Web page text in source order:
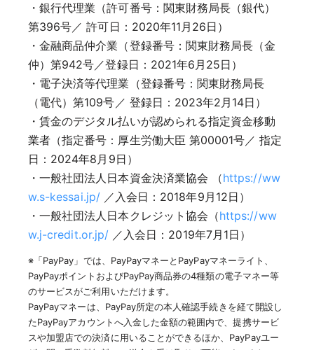
・銀行代理業（許可番号：関東財務局長（銀代）
第396号／ 許可日：2020年11月26日）
・金融商品仲介業（登録番号：関東財務局長（金
仲）第942号／登録日：2021年6月25日）
・電子決済等代理業（登録番号：関東財務局長
（電代）第109号／ 登録日：2023年2月14日）
・賃金のデジタル払いが認められる指定資金移動
業者（指定番号：厚生労働大臣 第00001号／ 指定
日：2024年8月9日）
・一般社団法人日本資金決済業協会 （https://ww
w.s-kessai.jp/／入会日：2018年9月12日）
・一般社団法人日本クレジット協会（https://ww
w.j-credit.or.jp/ ／入会日：2019年7月1日）
※「PayPay」では、PayPayマネーとPayPayマネーライト、
PayPayポイントおよびPayPay商品券の4種類の電子マネー等
のサービスがご利用いただけます。
PayPayマネーは、PayPay所定の本人確認手続きを経て開設し
たPayPayアカウントへ入金した金額の範囲内で、提携サービ
スや加盟店での決済に用いることができるほか、PayPayユー